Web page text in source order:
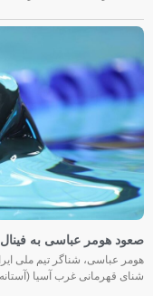
صعود هومر عباسی به فینال ۵۰ متر کرال پشت مسابقات غرب آسیا
شنای قهرمانی غرب آسیا (آستانه ۲۰۲۶) با ثبت زمان ۲۵.۶۷ ثانیه در جایگاه نخست قرار